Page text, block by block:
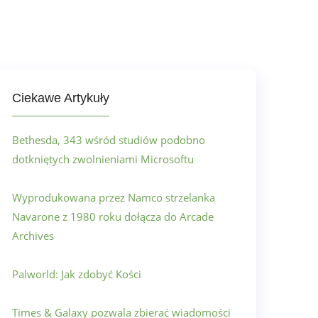
Ciekawe Artykuły
Bethesda, 343 wśród studiów podobno
dotkniętych zwolnieniami Microsoftu
Wyprodukowana przez Namco strzelanka
Navarone z 1980 roku dołącza do Arcade
Archives
Palworld: Jak zdobyć Kości
Times & Galaxy pozwala zbierać wiadomości